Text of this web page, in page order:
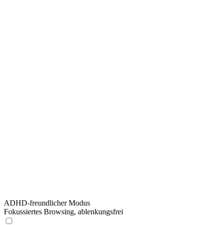
ADHD-freundlicher Modus
Fokussiertes Browsing, ablenkungsfrei